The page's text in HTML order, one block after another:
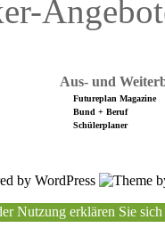
Aus- und
Futureplan Magazine
Bund + Beruf
Schülerplaner
Nutzung erklären Sie